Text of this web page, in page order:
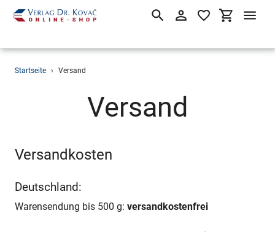
Direkt
SuchenEinloggen
Startseite › Versand
Versand
Versandkosten
Deutschland:
Warensendung bis 500 g: versandkostenfrei